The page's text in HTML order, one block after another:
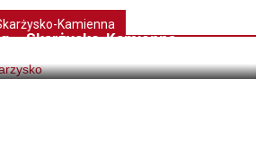
Kamienna
– Skarżysko-Kamienna